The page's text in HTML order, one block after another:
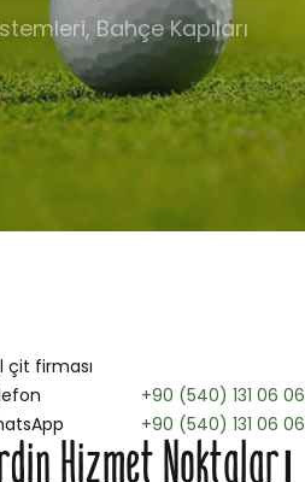
Bahçe Kapıları
çit firması
+90 (540) 131 06 06
+90 (540) 131 06 06
Hizmet Noktaları